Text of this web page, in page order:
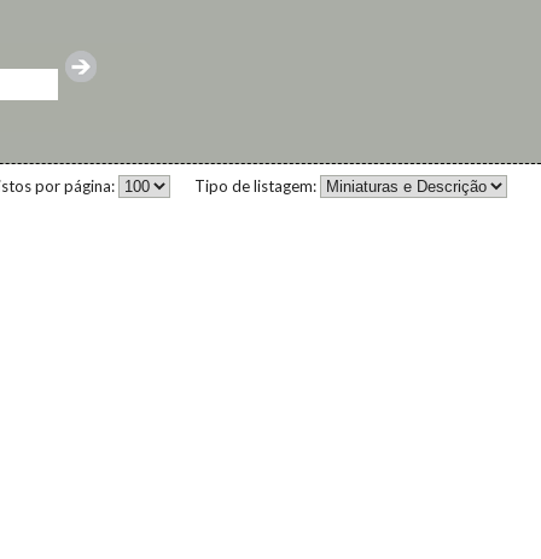
Tipo de listagem:
por página: